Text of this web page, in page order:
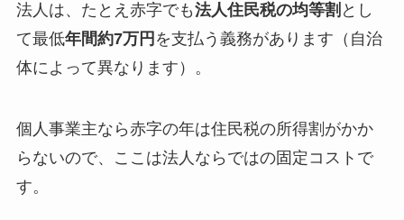
法人は、たとえ赤字でも法人住民税の均等割 とし
て最低年間約7万円 を支払う義務があります（自治
体によって異なります）。
個人事業主なら赤字の年は住民税の所得割がかか
らないので、ここは法人ならではの固定コストで
す。